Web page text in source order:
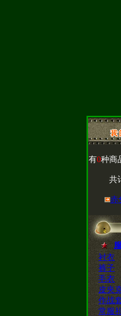
有0种商
共
赤
衬衣
裤子
毛衣
皮夹
作战
常服